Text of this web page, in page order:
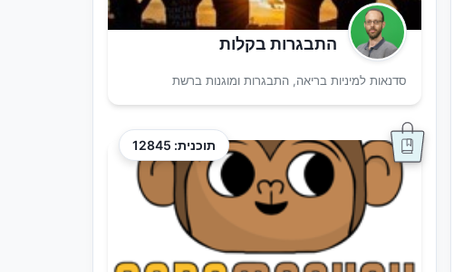
התבגרות בקלות
סדנאות למיניות בריאה, התבגרות ומוגנות ברשת
תוכנית: 12845